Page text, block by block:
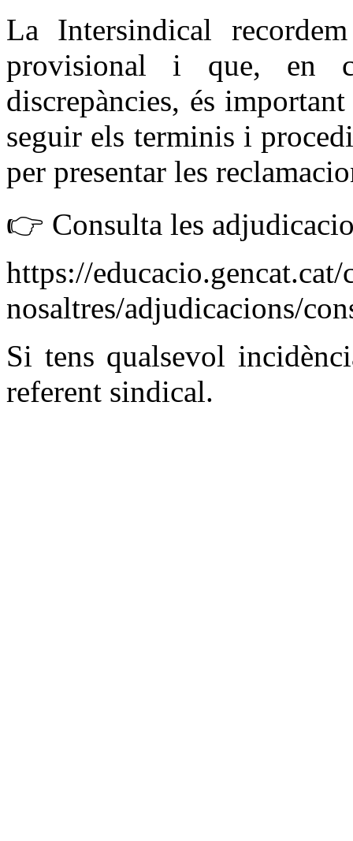
La Intersindical
provisional i que, en
discrepàncies, és
seguir els terminis i
per presentar les
👉 Consulta les
https://
nosaltres/adjudicacions/
Si tens qualsevol
referent sindical.